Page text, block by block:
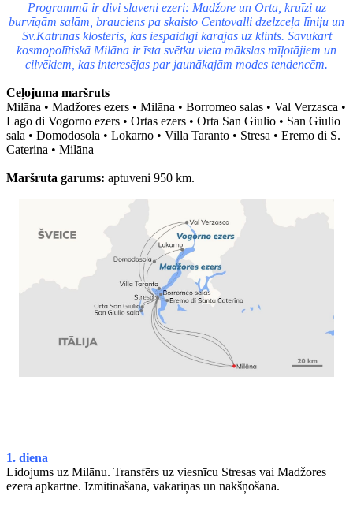
Programmā ir divi slaveni ezeri: Madžore un Orta, kruīzi uz
burvīgām salām, brauciens pa skaisto Centovalli dzelzceļa līniju un
Sv.Katrīnas klosteris, kas iespaidīgi karājas uz klints. Savukārt
kosmopolītiskā Milāna ir īsta svētku vieta mākslas mīļotājiem un
cilvēkiem, kas interesējas par jaunākajām modes tendencēm.
Ceļojuma maršruts
Milāna • Madžores ezers • Milāna • Borromeo salas • Val Verzasca •
Lago di Vogorno ezers • Ortas ezers • Orta San Giulio • San Giulio
sala • Domodosola • Lokarno • Villa Taranto • Stresa • Eremo di S.
Caterina • Milāna
Maršruta garums: aptuveni 950 km.
1. diena
Lidojums uz Milānu. Transfērs uz viesnīcu Stresas vai Madžores
ezera apkārtnē. Izmitināšana, vakariņas un nakšņošana.